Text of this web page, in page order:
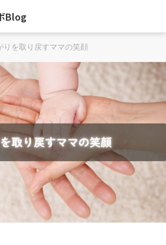
Blog
りを取り戻すママの笑顔